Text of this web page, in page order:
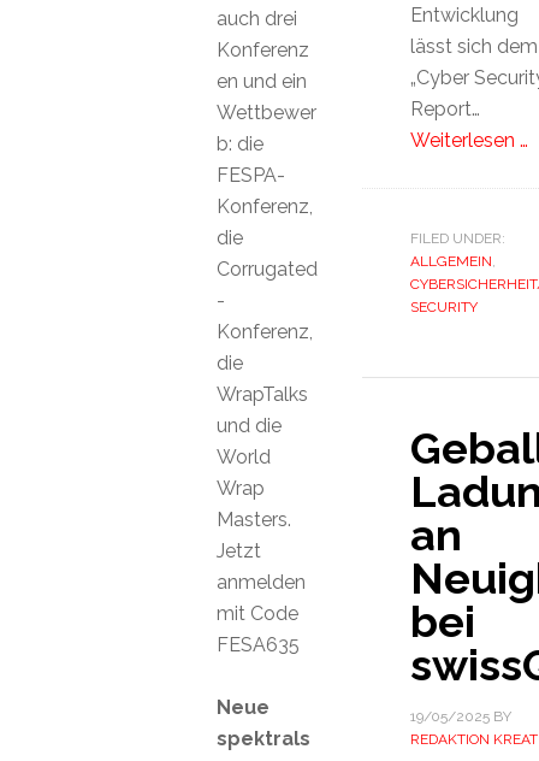
Entwicklung
lässt sich dem
„Cyber
Report…
Weiterlesen …
FILED UNDER:
ALLGEMEIN,
SECURITY
an
bei
19/05/2025BY
REDAKTION
auch drei
Konferenz
en und ein
Wettbewer
b: die
FESPA-
Konferenz,
die
Corrugated
-
Konferenz,
die
WrapTalks
und die
World
Wrap
Masters.
Jetzt
anmelden
mit Code
FESA635
Neue
spektrals